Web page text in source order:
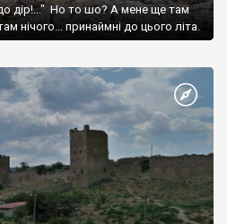
дір!..." Но то шо? А мене ще там
нічого... принаймні до цього літа.